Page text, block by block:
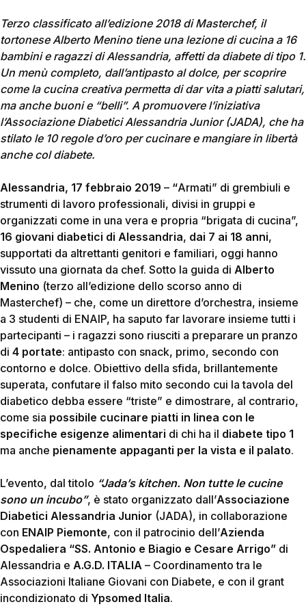
Terzo classificato all’edizione 2018 di Masterchef, il
tortonese Alberto Menino tiene una lezione di cucina a 16
bambini e ragazzi di Alessandria, affetti da diabete di tipo 1.
Un menù completo, dall’antipasto al dolce, per scoprire
come la cucina creativa permetta di dar vita a piatti salutari,
ma anche buoni e “belli”. A promuovere l’iniziativa
l’Associazione Diabetici Alessandria Junior (JADA), che ha
stilato le 10 regole d’oro per cucinare e mangiare in libertà
anche col diabete.
Alessandria, 17 febbraio 2019 – “Armati” di grembiuli e
strumenti di lavoro professionali, divisi in gruppi e
organizzati come in una vera e propria “brigata di cucina”,
16 giovani diabetici di Alessandria, dai 7 ai 18 anni,
supportati da altrettanti genitori e familiari, oggi hanno
vissuto una giornata da chef. Sotto la guida di Alberto
Menino (terzo all’edizione dello scorso anno di
Masterchef) – che, come un direttore d’orchestra, insieme
a 3 studenti di ENAIP, ha saputo far lavorare insieme tutti i
partecipanti – i ragazzi sono riusciti a preparare un pranzo
di 4 portate: antipasto con snack, primo, secondo con
contorno e dolce. Obiettivo della sfida, brillantemente
superata, confutare il falso mito secondo cui la tavola del
diabetico debba essere “triste” e dimostrare, al contrario,
come sia possibile cucinare piatti in linea con le
specifiche esigenze alimentari di chi ha il diabete tipo 1
ma anche pienamente appaganti per la vista e il palato.
L’evento, dal titolo “Jada’s kitchen. Non tutte le cucine
sono un incubo”, è stato organizzato dall’Associazione
Diabetici Alessandria Junior (JADA), in collaborazione
con ENAIP Piemonte, con il patrocinio dell’Azienda
Ospedaliera “SS. Antonio e Biagio e Cesare Arrigo” di
Alessandria e A.G.D. ITALIA – Coordinamento tra le
Associazioni Italiane Giovani con Diabete, e con il grant
incondizionato di Ypsomed Italia.